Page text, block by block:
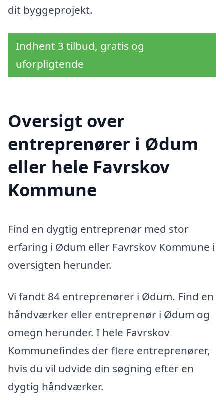
dit byggeprojekt.
Indhent 3 tilbud, gratis og
uforpligtende
Oversigt over
entreprenører i Ødum
eller hele Favrskov
Kommune
Find en dygtig entreprenør med stor
erfaring i Ødum eller Favrskov Kommune i
oversigten herunder.
Vi fandt 84 entreprenører i Ødum. Find en
håndværker eller entreprenør i Ødum og
omegn herunder. I hele Favrskov
Kommunefindes der flere entreprenører,
hvis du vil udvide din søgning efter en
dygtig håndværker.